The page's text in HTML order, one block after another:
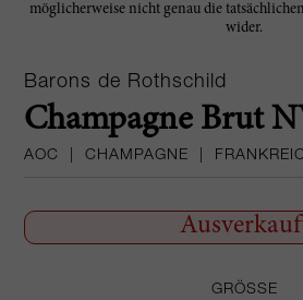
möglicherweise nicht genau die
wider.
Barons de Rothschild
Champagne Brut
AOC CHAMPAGNE
GRÖSSE